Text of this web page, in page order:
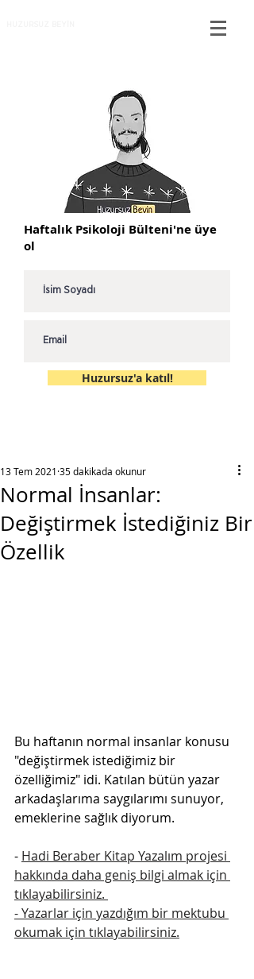
Haftalık Psikoloji Bülteni'ne üye
ol
Huzursuz'a katıl!
Normal İnsanlar:
Değiştirmek İstediğiniz Bir
Özellik
13 Tem 2021 35 dakikada okunur
Bu haftanın normal insanlar konusu
"değiştirmek istediğimiz bir
özelliğimiz" idi. Katılan bütün yazar
arkadaşlarıma saygılarımı sunuyor,
emeklerine sağlık diyorum.
- Hadi Beraber Kitap Yazalım projesi
hakkında daha geniş bilgi almak için
tıklayabilirsiniz.
- Yazarlar için yazdığım bir mektubu
okumak için tıklayabilirsiniz.